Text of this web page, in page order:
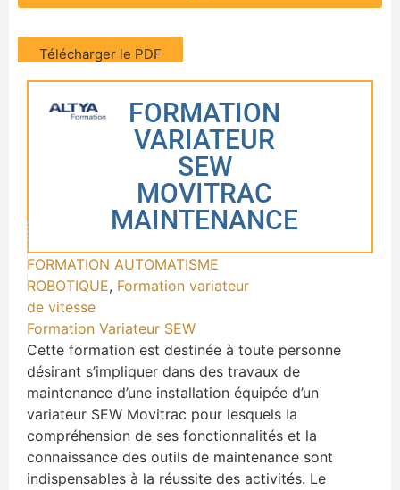
Télécharger le PDF
FORMATION
VARIATEUR
SEW
MOVITRAC
MAINTENANCE
FORMATION AUTOMATISME
ROBOTIQUE, Formation variateur
de vitesse
Formation Variateur SEW
Cette formation est destinée à toute personne
désirant s’impliquer dans des travaux de
maintenance d’une installation équipée d’un
variateur SEW Movitrac pour lesquels la
compréhension de ses fonctionnalités et la
connaissance des outils de maintenance sont
indispensables à la réussite des activités. Le